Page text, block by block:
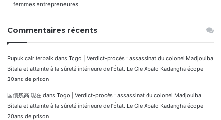
femmes entrepreneures
Commentaires récents
Pupuk cair terbaik dans Togo | Verdict-procès : assassinat du colonel Madjoulba
Bitala et atteinte à la sûreté intérieure de l’État. Le Gle Abalo Kadangha écope
20ans de prison
国債残高 現在 dans Togo | Verdict-procès : assassinat du colonel Madjoulba
Bitala et atteinte à la sûreté intérieure de l’État. Le Gle Abalo Kadangha écope
20ans de prison